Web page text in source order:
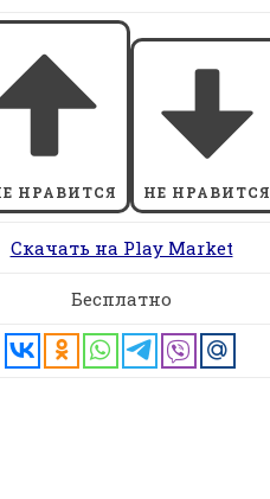
НРАВИТСЯ НЕ НРАВИТСЯ
Скачать на Play Market
Бесплатно